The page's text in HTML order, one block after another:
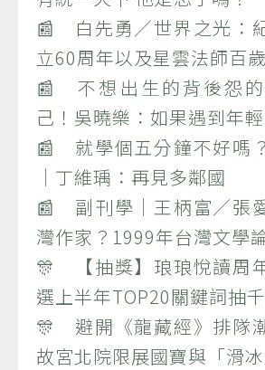
📰 白先勇／世界之光：
立60周年以及星雲法師百
📰 不想出生的背後怨
己！吳曉樂：如果遇到年
📰 就學個五分鐘不好嗎
｜丁維瑀：再見多鄰國
📰 副刊學｜王柄富／張
灣作家？1999年台灣文學
🎊 【抽獎】琅琅悅讀周
選上半年TOP20關鍵詞抽
🎊 避開《龍藏經》排隊
故宮北院限展國寶與「滑